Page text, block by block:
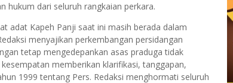
hukum dari seluruh rangkaian perkara.
adat Kapeh Panji saat ini masih berada dalam
menyajikan perkembangan persidangan
tetap mengedepankan asas praduga tidak
memberikan klarifikasi, tanggapan,
1999 tentang Pers. Redaksi menghormati seluruh